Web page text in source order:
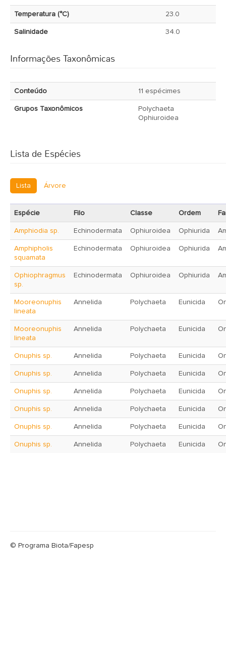
Temperatura (°C) 23.0
Salinidade 34.0
Informações Taxonômicas
Conteúdo 11 espécimes
Grupos Taxonômicos
Polychaeta
Ophiuroidea
Lista de Espécies
Lista Árvore
Espécie Filo Classe Ordem
Amphiodia sp. Echinodermata Ophiuroidea Ophiurida
Amphipholis
squamata
Echinodermata Ophiuroidea Ophiurida
Ophiophragmus
sp.
Echinodermata Ophiuroidea Ophiurida
Mooreonuphis
lineata
Annelida Polychaeta Eunicida
Mooreonuphis
lineata
Annelida Polychaeta Eunicida
Onuphis sp. Annelida Polychaeta Eunicida
Onuphis sp. Annelida Polychaeta Eunicida
Onuphis sp. Annelida Polychaeta Eunicida
Onuphis sp. Annelida Polychaeta Eunicida
Onuphis sp. Annelida Polychaeta Eunicida
Onuphis sp. Annelida Polychaeta Eunicida
© Programa Biota/Fapesp